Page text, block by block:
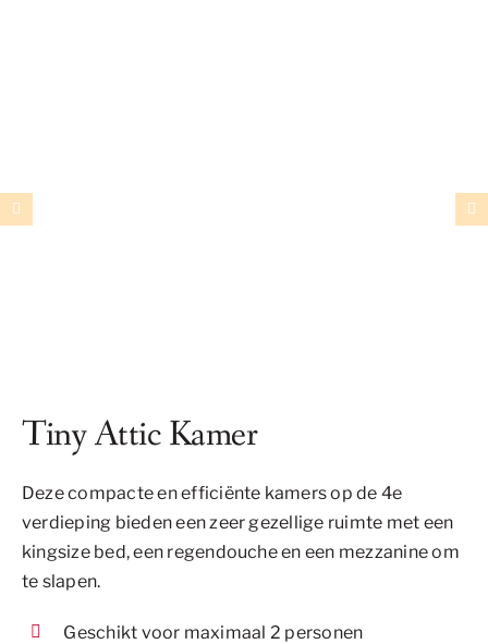
Tiny Attic Kamer
Deze compacte en efficiënte kamers op de 4e
verdieping bieden een zeer gezellige ruimte met een
kingsize bed, een regendouche en een mezzanine om
te slapen.
Geschikt voor maximaal 2 personen